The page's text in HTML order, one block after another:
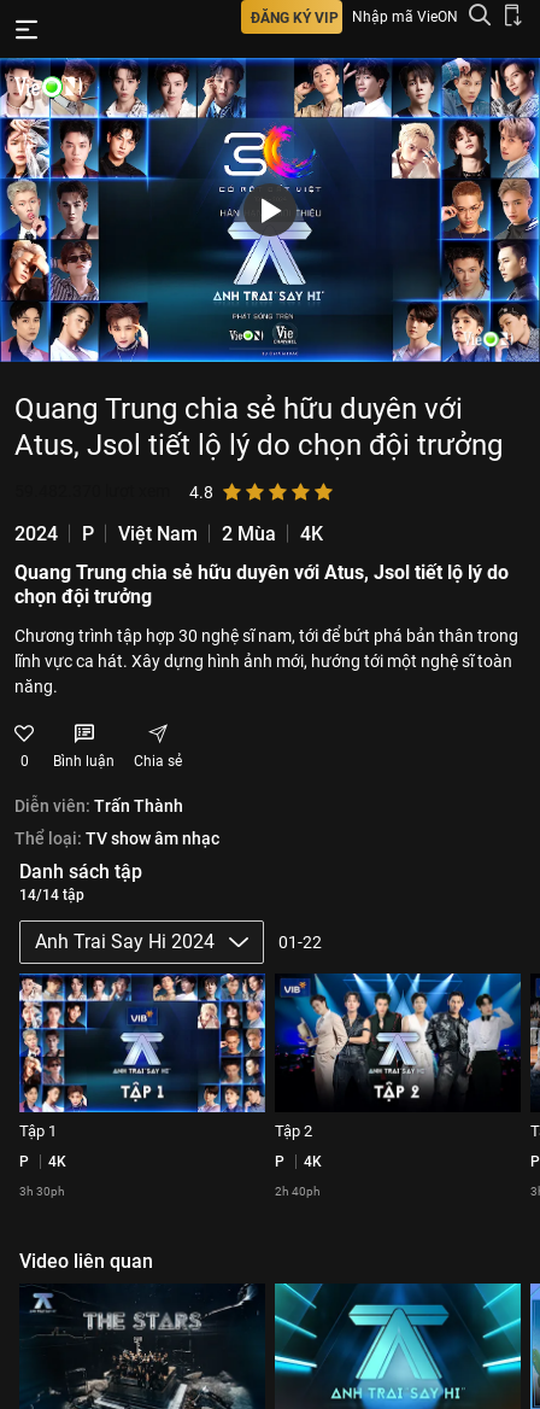
ĐĂNG KÝ VIP Nhập mã VieON
Quang Trung chia sẻ hữu duyên với
Atus, Jsol tiết lộ lý do chọn đội trưởng
4.8
2024 P Việt Nam 2 Mùa
4K
Quang Trung chia sẻ hữu duyên với Atus, Jsol tiết lộ lý do
chọn đội trưởng
Chương trình tập hợp 30 nghệ sĩ nam, tới để bứt phá bản thân trong
lĩnh vực ca hát. Xây dựng hình ảnh mới, hướng tới một nghệ sĩ toàn
năng.
0 Bình luận Chia sẻ
Diễn viên: Trấn Thành
Thể loại: TV show âm nhạc
Danh sách tập
14/14 tập
Anh Trai Say Hi 2024 01-22
Tập 1
P 4K
3h 30ph
Tập 2
P 4K
2h 40ph
P
Video liên quan